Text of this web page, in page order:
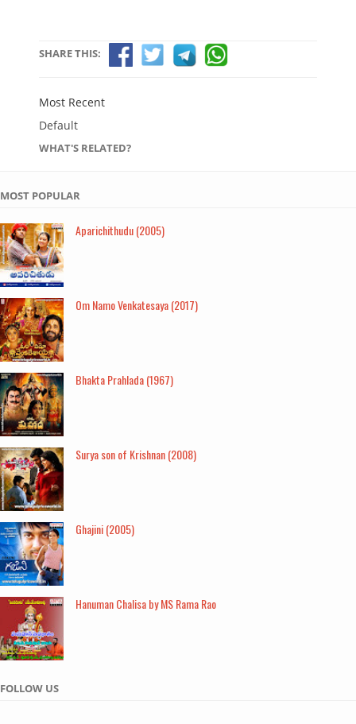
SHARE THIS:
Most Recent
Default
WHAT'S RELATED?
MOST POPULAR
Aparichithudu (2005)
Om Namo Venkatesaya (2017)
Bhakta Prahlada (1967)
Surya son of Krishnan (2008)
Ghajini (2005)
Hanuman Chalisa by MS Rama Rao
FOLLOW US